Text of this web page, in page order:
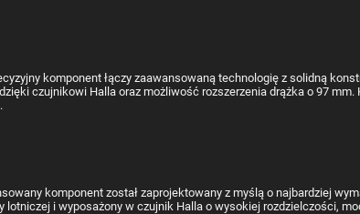
komponent łączy zaawansowaną technologię z solidną
czujnikowi Halla oraz możliwość rozszerzenia drążka o 97 mm.
komponent został zaprojektowany z myślą o najbardziej
i wyposażony w czujnik Halla o wysokiej rozdzielczości,